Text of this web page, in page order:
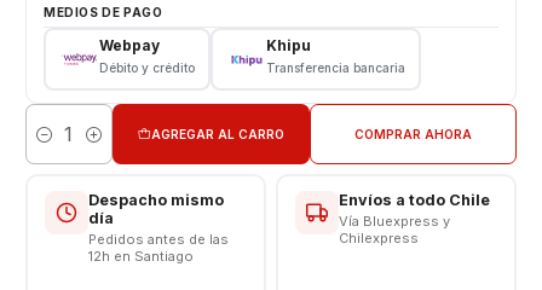
CONSULTE POR INSTALACION EN TIENDA
Respaldo VENTAS ELECTRONICAS
MEDIOS DE PAGO
Webpay
Débito y crédito
Khipu
Transferencia bancaria
Cantidad
AGREGAR AL CARRO COMPRAR AHORA
Despacho mismo
día
Pedidos antes de las
12h en Santiago
Envíos a todo Chile
Vía Bluexpress y
Chilexpress